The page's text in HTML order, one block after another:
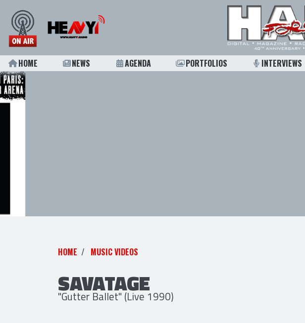
HOME NEWS AGENDA PORTFOLIOS INTERVIEWS
HOME MUSIC VIDEOS
SAVATAGE